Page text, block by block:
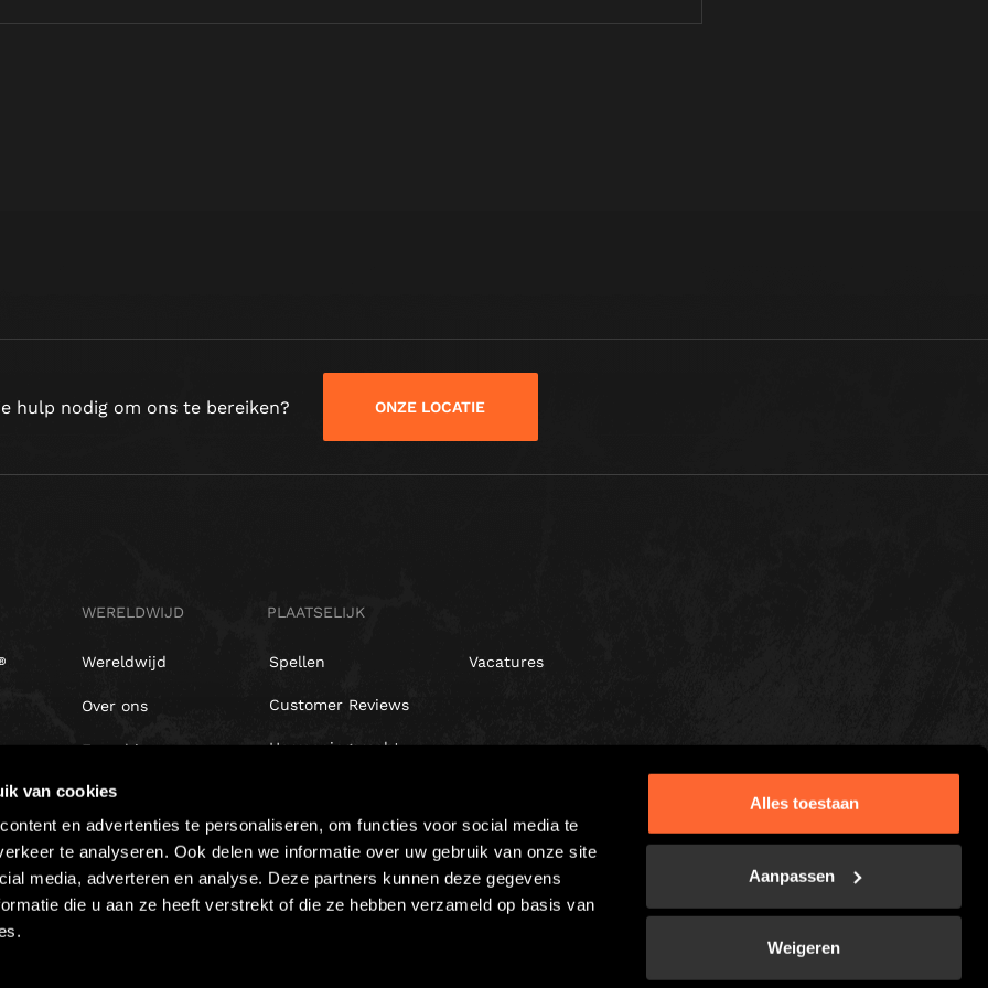
van cookies
en advertenties te personaliseren, om functies voor social media te
te analyseren. Ook delen we informatie over uw gebruik van onze site
media, adverteren en analyse. Deze partners kunnen deze gegevens
die u aan ze heeft verstrekt of die ze hebben verzameld op basis van
Alles toestaan
Aanpassen
Weigeren
hulp nodig om ons te bereiken? ONZE LOCATIE
WERELDWIJD
Wereldwijd
Over ons
Franchisenemers
Investeerders
PLAATSELIJK
Spellen
Customer Reviews
Herroepingsrecht
Vacatures